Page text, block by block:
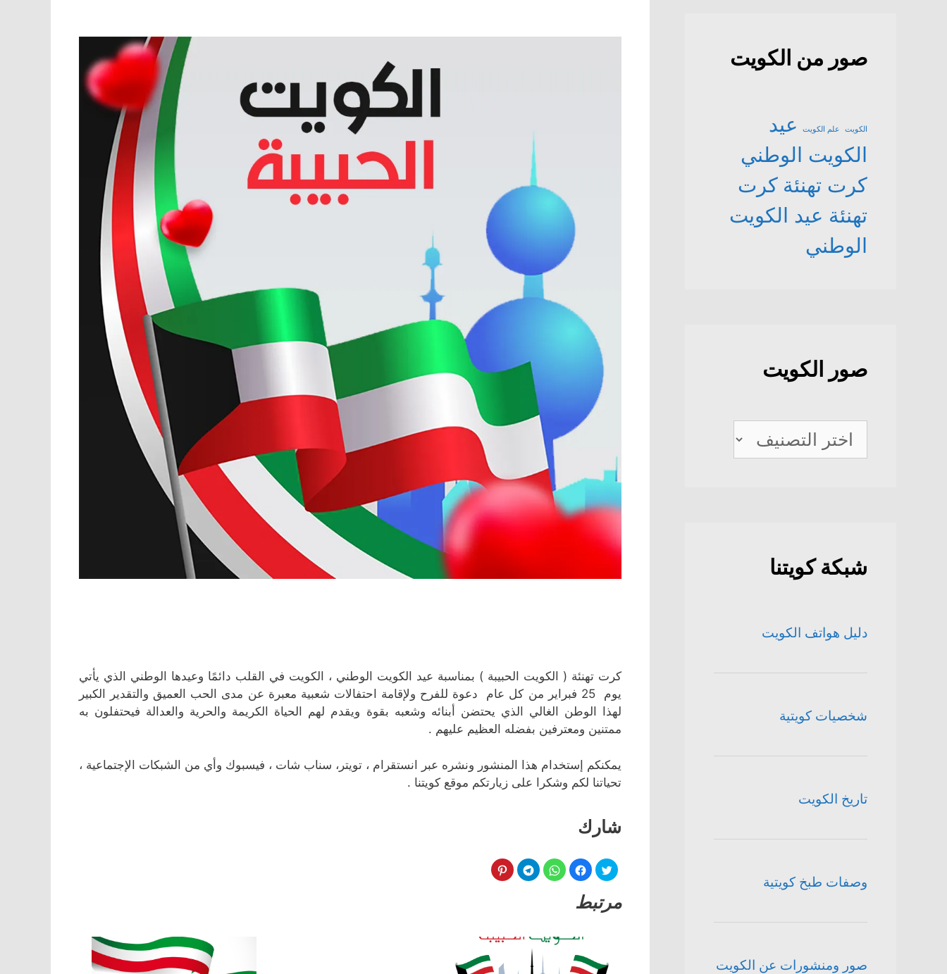
كرت تهنئة ( الكويت الحبيبة ) بمناسبة عيد الكويت الوطني ، الكويت في القلب دائمًا وعيدها الوطني الذي يأتي
يوم 25 فبراير من كل عام دعوة للفرح ولإقامة احتفالات شعبية معبرة عن مدى الحب العميق والتقدير الكبير
لهذا الوطن الغالي الذي يحتضن أبنائه وشعبه بقوة ويقدم لهم الحياة الكريمة والحرية والعدالة فيحتفلون به
ممتنين ومعترفين بفضله العظيم عليهم .
يمكنكم إستخدام هذا المنشور ونشره عبر انستقرام ، تويتر، سناب شات ، فيسبوك وأي من الشبكات الإجتماعية ،
تحياتنا لكم وشكرا على زيارتكم موقع كويتنا .
شارك
مرتبط
صور من الكويت
الكويت علم الكويت
عيد
الكويت الوطني
كرت تهنئة كرت
تهنئة عيد الكويت
الوطني
صور الكويت
صور
الكويت
شبكة كويتنا
دليل هواتف الكويت
شخصيات كويتية
تاريخ الكويت
وصفات طبخ كويتية
صور ومنشورات عن الكويت